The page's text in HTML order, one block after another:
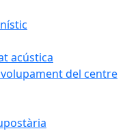
acústica
del centre